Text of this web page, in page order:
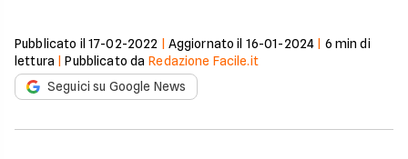
Pubblicato il 17-02-2022 Aggiornato il 16-01-2024 6 min di
lettura |Pubblicato da Redazione Facile.it
Seguici su Google News